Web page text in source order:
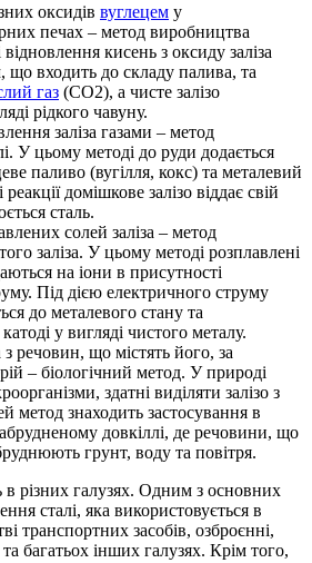
оксидів вуглецем у
печах – метод виробництва
кисень з оксиду заліза
що входить до складу палива, та
газ (СО2), а чисте залізо
рідкого чавуну.
заліза газами – метод
У цьому методі до руди додається
паливо (вугілля, кокс) та металевий
реакції домішкове залізо віддає свій
сталь.
солей заліза – метод
заліза. У цьому методі розплавлені
на іони в присутності
Під дією електричного струму
до металевого стану та
у вигляді чистого металу.
речовин, що містять його, за
– біологічний метод. У природі
здатні виділяти залізо з
метод знаходить застосування в
довкіллі, де речовини, що
грунт, воду та повітря.
в різних галузях. Одним з основних
сталі, яка використовується в
транспортних засобів, озброєнні,
багатьох інших галузях. Крім того,